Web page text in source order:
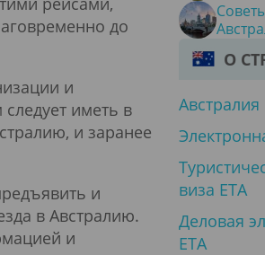
до
и
иметь в
и заранее
и
в Австралию.
и
О
Австралия
виза ETA
Деловая
ETA